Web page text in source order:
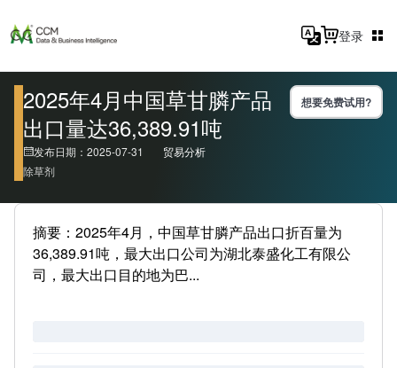
登录
2025年4月中国草甘膦产品
出口量达36,389.91吨
想要免费试用?
发布日期：2025-07-31
贸易分析
除草剂
摘要：2025年4月，中国草甘膦产品出口折百量为
36,389.91吨，最大出口公司为湖北泰盛化工有限公
司，最大出口目的地为巴...